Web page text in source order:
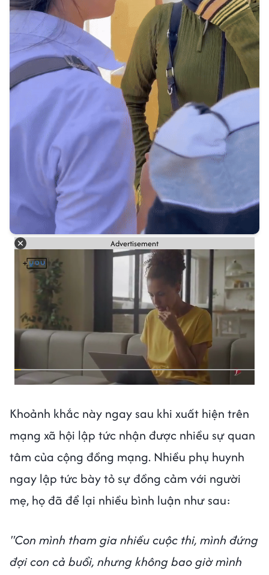
Advertisement
Khoảnh khắc này ngay sau khi xuất hiện trên
mạng xã hội lập tức nhận được nhiều sự quan
tâm của cộng đồng mạng. Nhiều phụ huynh
ngay lập tức bày tỏ sự đồng cảm với người
mẹ, họ đã để lại nhiều bình luận như sau:
"Con mình tham gia nhiều cuộc thi, mình đứng
đợi con cả buổi, nhưng không bao giờ mình